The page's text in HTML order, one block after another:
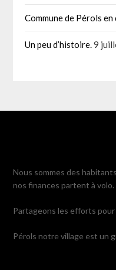
Commune de Pérols en
Un peu d’histoire.9
Nous sommes des
nos finances partent à volo.
Partageons les efforts pour
Pérols notre village est un